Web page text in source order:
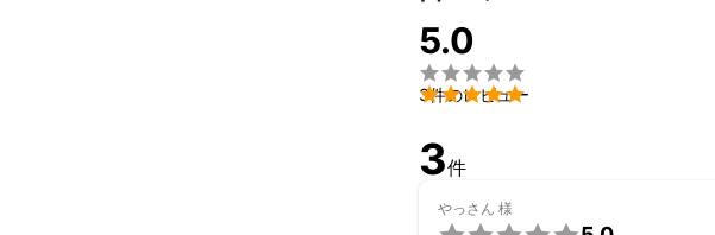
弊社は、大手引越し会社様や某家電量
5.0


3件のレビュー
3件
やっさん 様